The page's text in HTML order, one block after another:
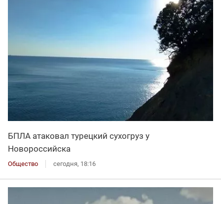
БПЛА атаковал турецкий сухогруз у
Новороссийска
Общество сегодня, 18:16